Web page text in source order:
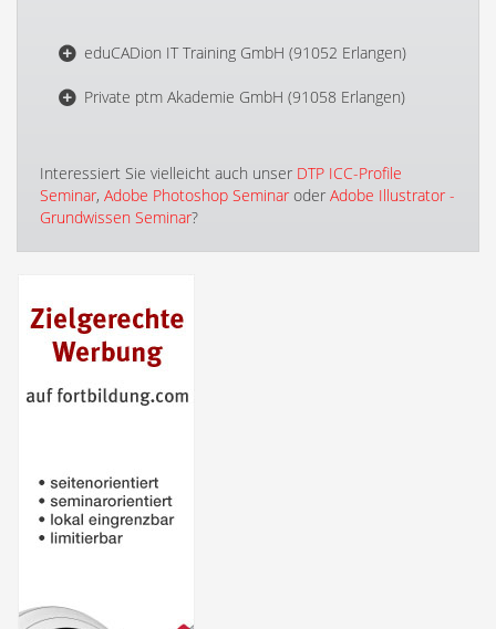
eduCADion IT Training GmbH (91052 Erlangen)
Private ptm Akademie GmbH (91058 Erlangen)
Interessiert Sie vielleicht auch unser DTP ICC-Profile
Seminar, Adobe Photoshop Seminar oder Adobe Illustrator -
Grundwissen Seminar?